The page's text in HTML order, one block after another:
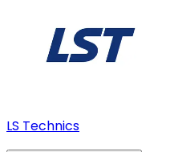
LS Technics